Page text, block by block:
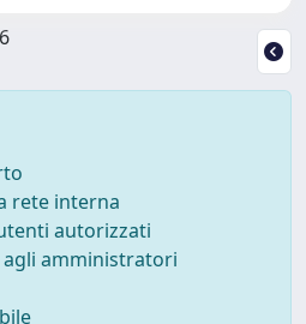
rete interna
autorizzati
amministratori